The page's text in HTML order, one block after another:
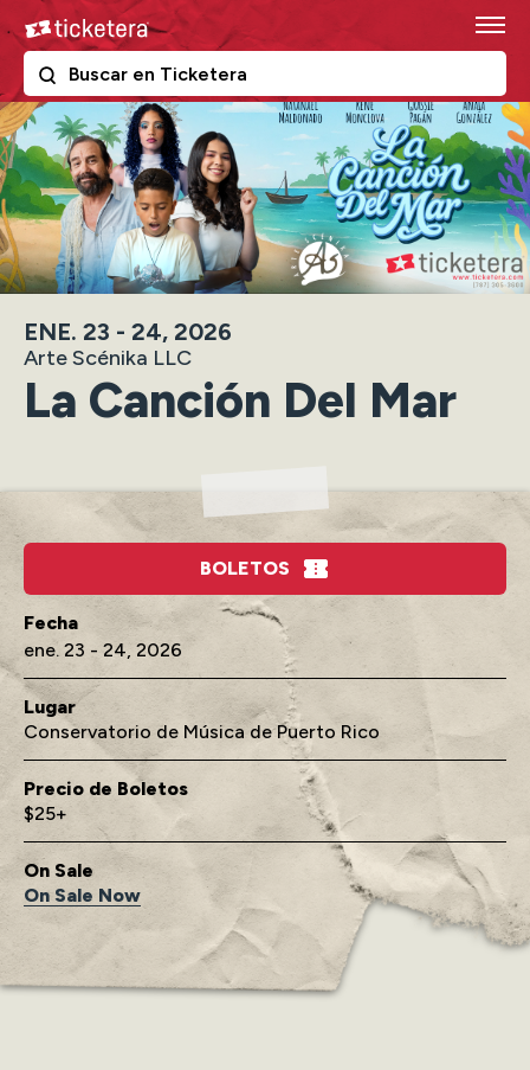
to
content
Accessibility
Buy
Tickets
Search
Ticketera
Ticketera
The following text field filters the results that follow as
ENE. 23 - 24, 2026
Arte Scénika LLC
La Canción Del Mar
BOLETOS
ene. 23 - 24, 2026
Lugar
Conservatorio de Música de Puerto Rico
Precio de Boletos
$25+
On Sale
On Sale Now